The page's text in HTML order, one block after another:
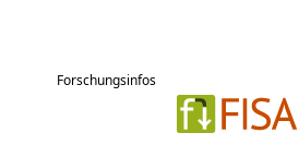
Forschungsinfos